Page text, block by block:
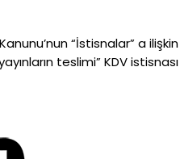
“İstisnalar” a
teslimi” KDV istisnası